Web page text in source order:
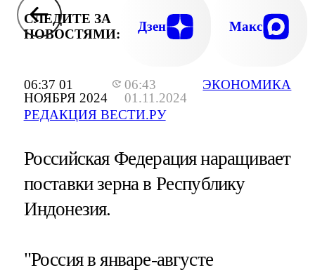
06:37 01
НОЯБРЯ 2024
06:43
01.11.2024
РЕДАКЦИЯ ВЕСТИ.РУ
ЭКОНОМИКА
СЛЕДИТЕ ЗА
НОВОСТЯМИ:
Дзен Макс
Российская Федерация наращивает
поставки зерна в Республику
Индонезия.
"Россия в январе-августе